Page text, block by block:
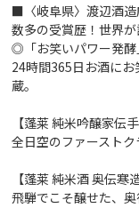
■〈岐阜県〉渡辺酒造
数多の受賞歴！世界が
◎「お笑いパワー発酵
24時間365日お酒に
蔵。
【蓬莱 純米吟醸家伝手
全日空のファーストク
【蓬莱 純米酒 奥伝寒
飛騨でこそ醸せた、奥